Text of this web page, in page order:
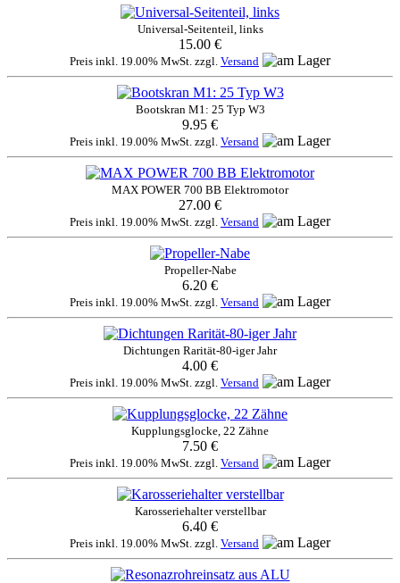
Universal-Seitenteil, links
15.00 €
Preis inkl. 19.00% MwSt. zzgl. Versand
Bootskran M1: 25 Typ W3
9.95 €
Preis inkl. 19.00% MwSt. zzgl. Versand
MAX POWER 700 BB Elektromotor
27.00 €
Preis inkl. 19.00% MwSt. zzgl. Versand
Propeller-Nabe
6.20 €
Preis inkl. 19.00% MwSt. zzgl. Versand
Dichtungen Rarität-80-iger Jahr
4.00 €
Preis inkl. 19.00% MwSt. zzgl. Versand
Kupplungsglocke, 22 Zähne
7.50 €
Preis inkl. 19.00% MwSt. zzgl. Versand
Karosseriehalter verstellbar
6.40 €
Preis inkl. 19.00% MwSt. zzgl. Versand